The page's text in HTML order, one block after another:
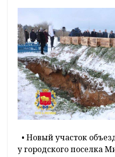
• Новый участок
у городского поселка